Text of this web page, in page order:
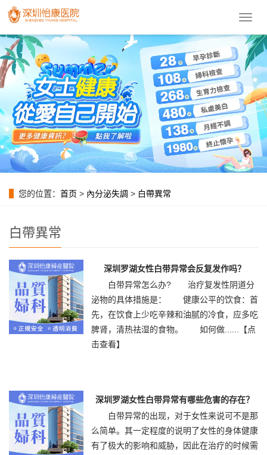
導
菜
單
您的位置： 首页 > 內分泌失調 > 白帶異常
白帶異常
深圳罗湖女性白带异常会反复发作吗？
白带异常怎么办? 治疗复发性阴道分
泌物的具体措施是： 健康公平的饮食：首
先，在饮食上少吃辛辣和油腻的冷食，应多吃
脾肾，清热祛湿的食物。 如何做......
【点
击查看】
深圳罗湖女性白带异常有哪些危害的存在？
白带异常的出现，对于女性来说可不是那
么简单。其一定程度的说明了女性的身体健康
有了极大的影响和威胁，因此在治疗的时候需